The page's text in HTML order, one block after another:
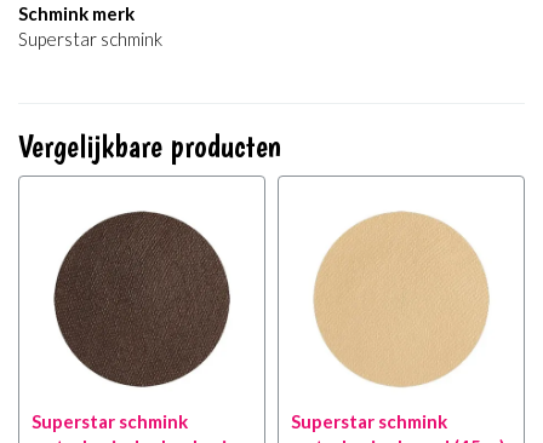
Schmink merk
Superstar schmink
Vergelijkbare producten
Superstar schmink
Superstar schmink